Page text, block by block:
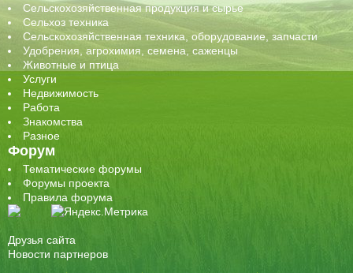
Сельскохозяйственная продукция и сырье
Сельхоз техника
Сельскохозяйственная техника, оборудование, запчасти
Удобрения, агрохимия, семена, саженцы
Животные и птица
Услуги
Недвижимость
Работа
Знакомства
Разное
Форум
Тематические форумы
Форумы проекта
Правила форума
Друзья сайта
Новости партнеров